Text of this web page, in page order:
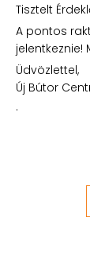
Tisztelt
A pontos
jelentkeznie!
Üdvözlettel,
Új Bútor
.